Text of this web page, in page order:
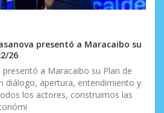
presentó a Maracaibo su
26
presentó a Maracaibo su Plan de
diálogo, apertura, entendimiento y
los actores, construimos las